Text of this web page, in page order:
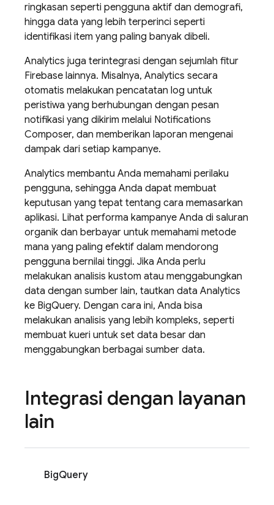
ringkasan seperti pengguna aktif dan demografi,
hingga data yang lebih terperinci seperti
identifikasi item yang paling banyak dibeli.
Analytics juga terintegrasi dengan sejumlah fitur
Firebase lainnya. Misalnya, Analytics secara
otomatis melakukan pencatatan log untuk
peristiwa yang berhubungan dengan pesan
notifikasi yang dikirim melalui Notifications
Composer, dan memberikan laporan mengenai
dampak dari setiap kampanye.
Analytics membantu Anda memahami perilaku
pengguna, sehingga Anda dapat membuat
keputusan yang tepat tentang cara memasarkan
aplikasi. Lihat performa kampanye Anda di saluran
organik dan berbayar untuk memahami metode
mana yang paling efektif dalam mendorong
pengguna bernilai tinggi. Jika Anda perlu
melakukan analisis kustom atau menggabungkan
data dengan sumber lain, tautkan data Analytics
ke BigQuery. Dengan cara ini, Anda bisa
melakukan analisis yang lebih kompleks, seperti
membuat kueri untuk set data besar dan
menggabungkan berbagai sumber data.
Integrasi dengan layanan
lain
BigQuery